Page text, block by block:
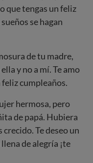
que tengas un feliz
se hagan
de tu madre,
y no a mí. Te amo
cumpleaños.
hermosa, pero
de papá. Hubiera
Te deseo un
de alegría ¡te